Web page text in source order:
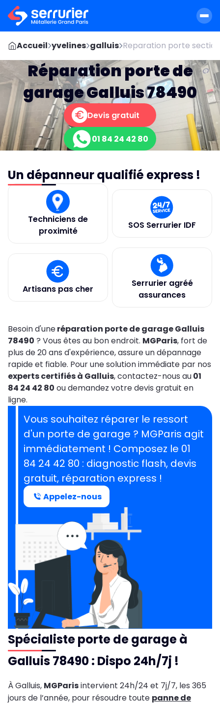
Accueil yvelines galluis Reparation porte
Réparation porte de
garage Galluis 78490
Devis gratuit
01 84 24 42 80
Un dépanneur qualifié express !
Techniciens de
proximité
SOS Serrurier IDF
Artisans pas cher
Serrurier agréé
assurances
Besoin d'uneréparation porte de garage Galluis
78490 ? Vous êtes au bon endroit. MGParis, fort de
plus de 20 ans d'expérience, assure un dépannage
rapide et fiable. Pour une solution immédiate par nos
experts certifiés à Galluis, contactez-nous au01
84 24 42 80 ou demandez votre devis gratuit en
ligne.
Vous souhaitez réparer le ressort
d'un porte de garage ? MGParis agit
immédiatement ! Composez le 01
84 24 42 80 : diagnostic flash, devis
gratuit, réparation express !
Appelez-nous
Spécialiste porte de garage à
Galluis 78490 : Dispo 24h/7j !
À Galluis, MGParisintervient 24h/24 et 7j/7, les 365
jours de l’année, pour résoudre toute panne de